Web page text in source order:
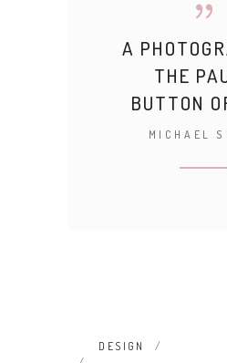
A
THE
BUTTON
MICHAEL
DESIGN